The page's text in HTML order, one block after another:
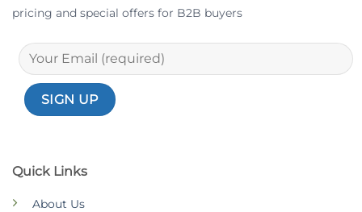
Quick Links
About Us
pricing and special offers for B2B buyers